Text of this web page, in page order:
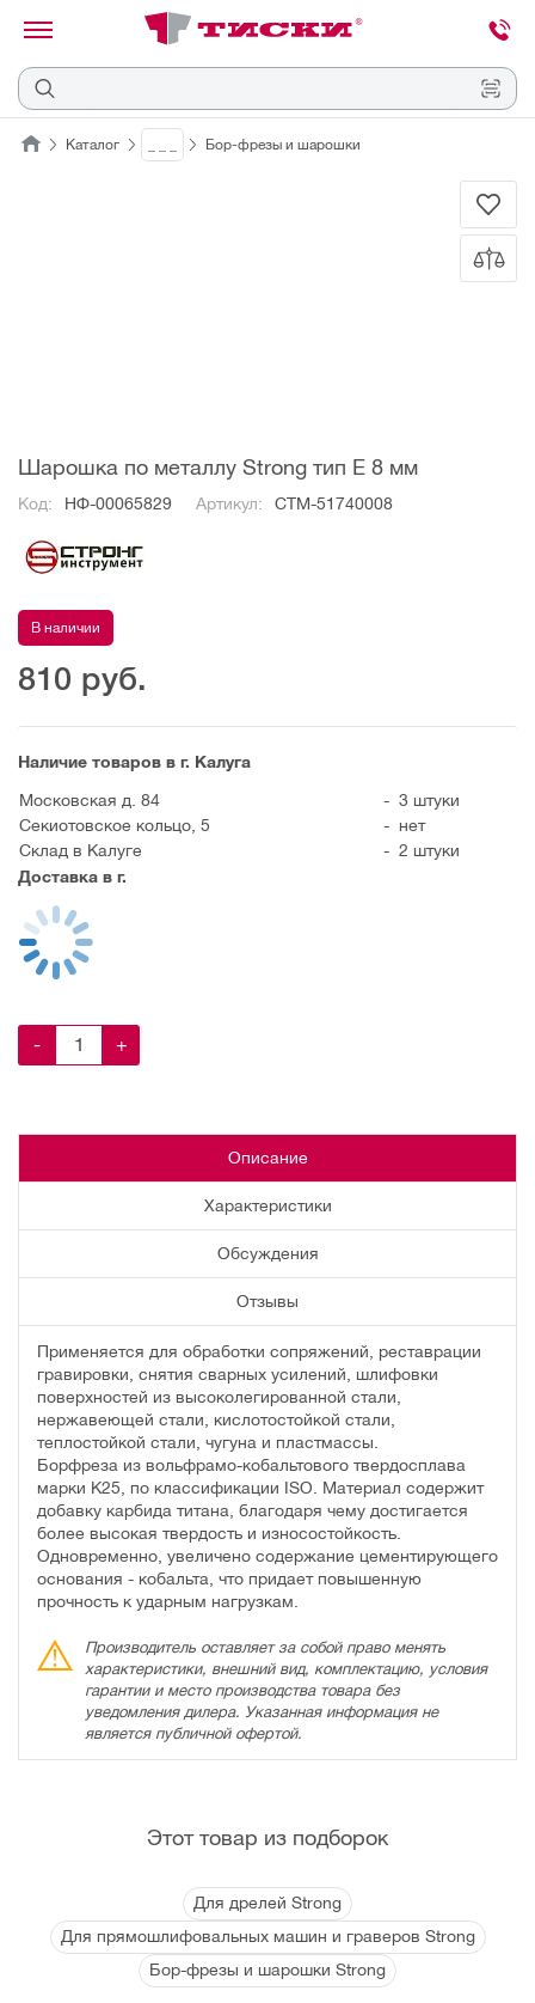
Отмена
Каталог Бор-фрезы и шарошки
Шарошка по металлу Strong тип E 8 мм
Код: НФ-00065829 Артикул: СТМ-51740008
В наличии
810 руб.
Наличие товаров в г. Калуга
Московская д. 84
- 3 штуки
Секиотовское кольцо, 5
- нет
Склад в Калуге
- 2 штуки
Доставка в г.
- +
Описание
Характеристики
Обсуждения
Отзывы
Применяется для обработки сопряжений, реставрации
гравировки, снятия сварных усилений, шлифовки
поверхностей из высоколегированной стали,
нержавеющей стали, кислотостойкой стали,
теплостойкой стали, чугуна и пластмассы.
Борфреза из вольфрамо-кобальтового твердосплава
марки К25, по классификации ISO. Материал содержит
добавку карбида титана, благодаря чему достигается
более высокая твердость и износостойкость.
Одновременно, увеличено содержание цементирующего
основания - кобальта, что придает повышенную
прочность к ударным нагрузкам.
Производитель оставляет за собой право менять
характеристики, внешний вид, комплектацию, условия
гарантии и место производства товара без
уведомления дилера. Указанная информация не
является публичной офертой.
Этот товар из подборок
Для дрелей Strong
Для прямошлифовальных машин и граверов Strong
Бор-фрезы и шарошки Strong